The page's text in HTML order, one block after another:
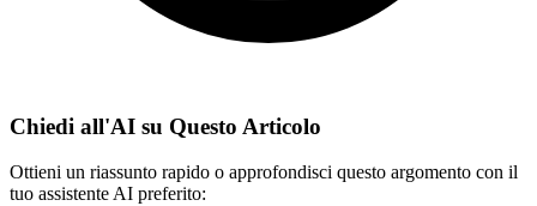
Chiedi all'AI su Questo Articolo
Ottieni un riassunto rapido o approfondisci questo argomento con il
tuo assistente AI preferito: